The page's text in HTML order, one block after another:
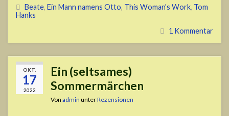
Beate, Ein Mann namens Otto, This Woman's Work, Tom
Hanks
1 Kommentar
OKT.
17
2022
Ein (seltsames)
Sommermärchen
Von admin unterRezensionen